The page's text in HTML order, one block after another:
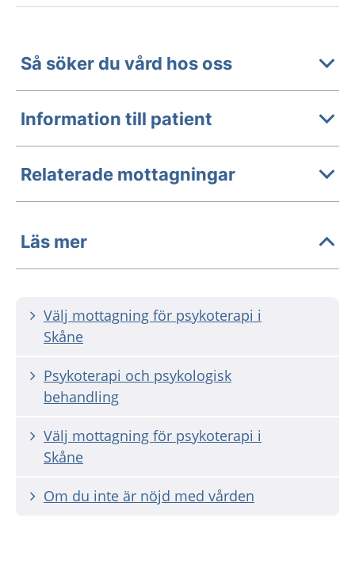
Så söker du vård hos oss
Information till patient
Relaterade mottagningar
Läs mer
Välj mottagning för psykoterapi i
Skåne
Psykoterapi och psykologisk
behandling
Välj mottagning för psykoterapi i
Skåne
Om du inte är nöjd med vården